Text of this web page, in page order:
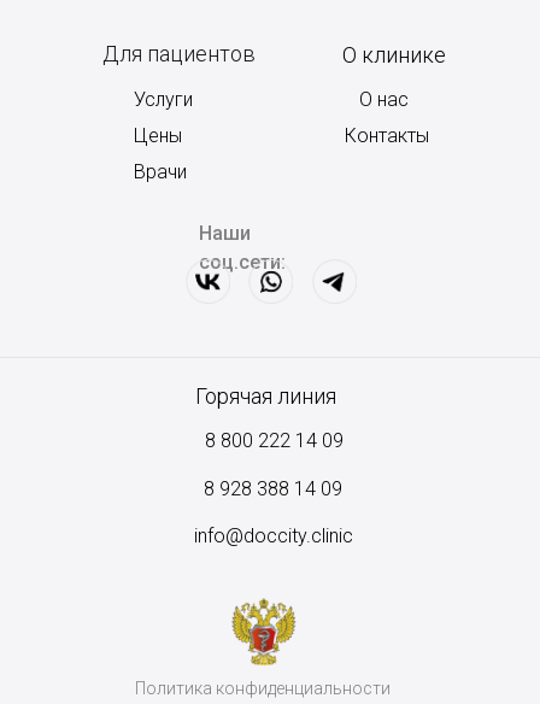
Наши
соц.сети:
Для пациентов О клинике
Услуги
Цены
Врачи
О нас
Контакты
Горячая линия
8 800 222 14 09
8 928 388 14 09
info@doccity.clinic
Политика конфиденциальности